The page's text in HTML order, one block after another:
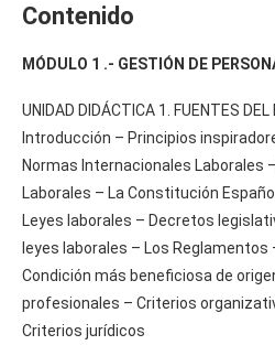
Contenido
MÓDULO 1 .- GESTIÓN DE
UNIDAD DIDÁCTICA 1. FUENTES DEL
Introducción – Principios
Normas Internacionales Laborales
Laborales – La Constitución
Leyes laborales – Decretos
leyes laborales – Los
Condición más beneficiosa de
profesionales – Criterios
Criterios jurídicos